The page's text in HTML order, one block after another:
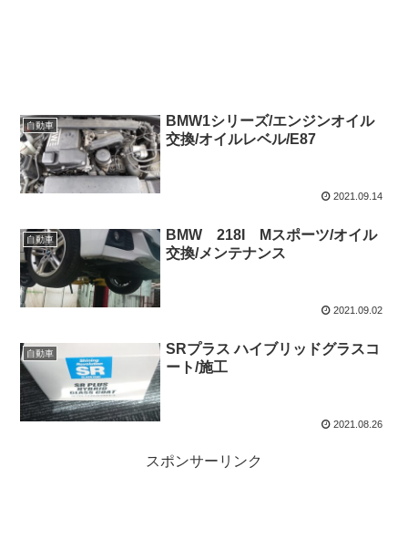
自動車
BMW1シリーズ/エンジンオイル
交換/オイルレベル/E87
2021.09.14
自動車
BMW 218I Mスポーツ/オイル
交換/メンテナンス
2021.09.02
自動車
SRプラス ハイブリッドグラスコ
ート/施工
2021.08.26
スポンサーリンク